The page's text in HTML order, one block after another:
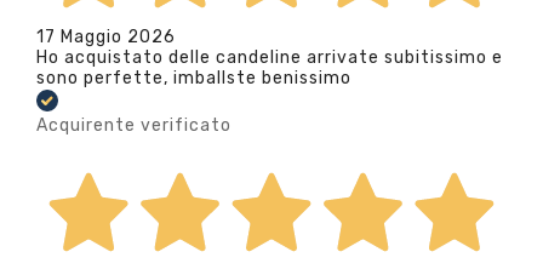
17 Maggio 2026
Ho acquistato delle candeline arrivate subitissimo e
sono perfette, imballste benissimo
Acquirente verificato